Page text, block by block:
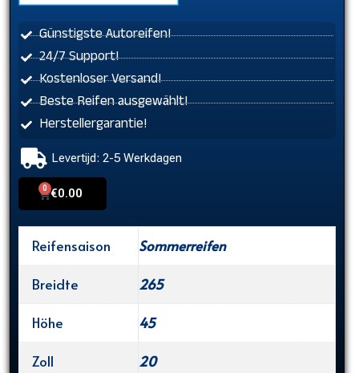
Günstigste Autoreifen!
24/7 Support!
Kostenloser Versand!
Beste Reifen ausgewählt!
Herstellergarantie!
Levertijd: 2-5 Werkdagen
€0.00
0
Cart
Reifensaison
Sommerreifen
Breidte
265
Höhe
45
Zoll
20